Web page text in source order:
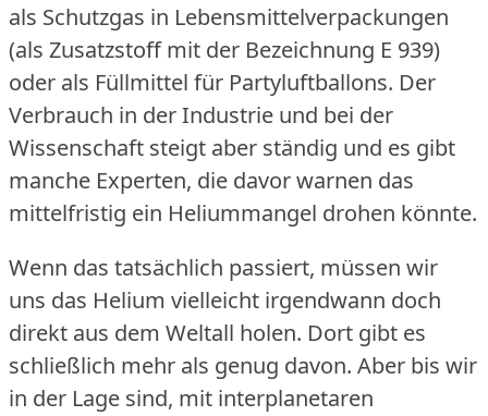
als Schutzgas in Lebensmittelverpackungen
(als Zusatzstoff mit der Bezeichnung E 939)
oder als Füllmittel für Partyluftballons. Der
Verbrauch in der Industrie und bei der
Wissenschaft steigt aber ständig und es gibt
manche Experten, die davor warnen das
mittelfristig ein Heliummangel drohen könnte.
Wenn das tatsächlich passiert, müssen wir
uns das Helium vielleicht irgendwann doch
direkt aus dem Weltall holen. Dort gibt es
schließlich mehr als genug davon. Aber bis wir
in der Lage sind, mit interplanetaren